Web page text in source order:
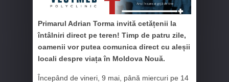
Primarul Adrian Torma invită cetățenii la
întâlniri direct pe teren! Timp de patru zile,
oamenii vor putea comunica direct cu aleșii
locali despre viața în Moldova Nouă.
Începând de vineri, 9 mai, până miercuri pe 14